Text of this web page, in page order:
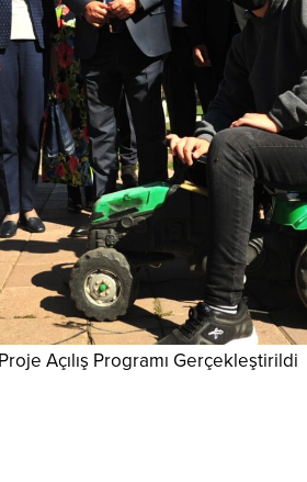
Açılış Programı Gerçekleştirildi